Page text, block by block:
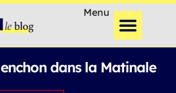
Menu
dans la Matinale